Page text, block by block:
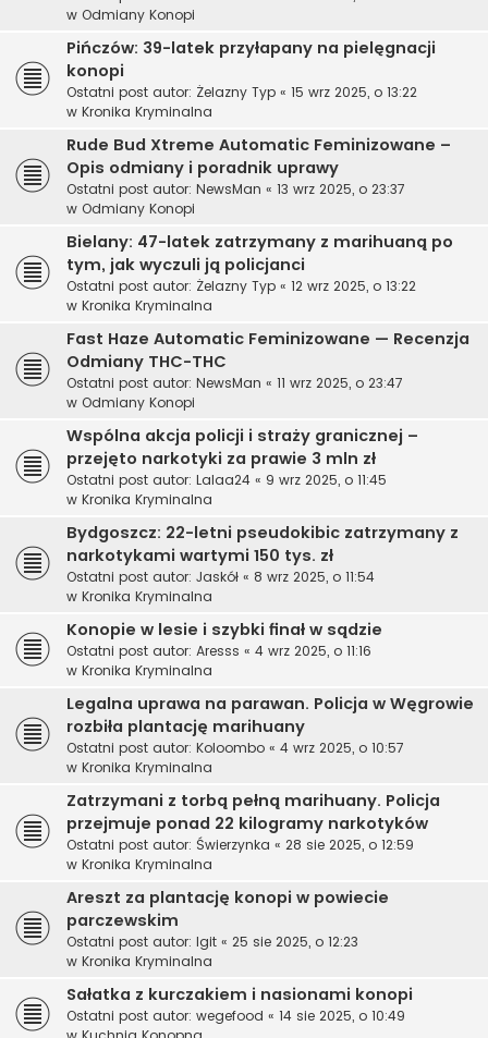
w Odmiany Konopi
Pińczów: 39-latek przyłapany na pielęgnacji
konopi
Ostatni post autor: Żelazny Typ « 15 wrz 2025, o 13:22
w Kronika Kryminalna
Rude Bud Xtreme Automatic Feminizowane –
Opis odmiany i poradnik uprawy
Ostatni post autor: NewsMan « 13 wrz 2025, o 23:37
w Odmiany Konopi
Bielany: 47-latek zatrzymany z marihuaną po
tym, jak wyczuli ją policjanci
Ostatni post autor: Żelazny Typ « 12 wrz 2025, o 13:22
w Kronika Kryminalna
Fast Haze Automatic Feminizowane — Recenzja
Odmiany THC-THC
Ostatni post autor: NewsMan « 11 wrz 2025, o 23:47
w Odmiany Konopi
Wspólna akcja policji i straży granicznej –
przejęto narkotyki za prawie 3 mln zł
Ostatni post autor: Lalaa24 « 9 wrz 2025, o 11:45
w Kronika Kryminalna
Bydgoszcz: 22-letni pseudokibic zatrzymany z
narkotykami wartymi 150 tys. zł
Ostatni post autor: Jaskół « 8 wrz 2025, o 11:54
w Kronika Kryminalna
Konopie w lesie i szybki finał w sądzie
Ostatni post autor: Aresss « 4 wrz 2025, o 11:16
w Kronika Kryminalna
Legalna uprawa na parawan. Policja w Węgrowie
rozbiła plantację marihuany
Ostatni post autor: Koloombo « 4 wrz 2025, o 10:57
w Kronika Kryminalna
Zatrzymani z torbą pełną marihuany. Policja
przejmuje ponad 22 kilogramy narkotyków
Ostatni post autor: Świerzynka « 28 sie 2025, o 12:59
w Kronika Kryminalna
Areszt za plantację konopi w powiecie
parczewskim
Ostatni post autor: Igit « 25 sie 2025, o 12:23
w Kronika Kryminalna
Sałatka z kurczakiem i nasionami konopi
Ostatni post autor: wegefood « 14 sie 2025, o 10:49